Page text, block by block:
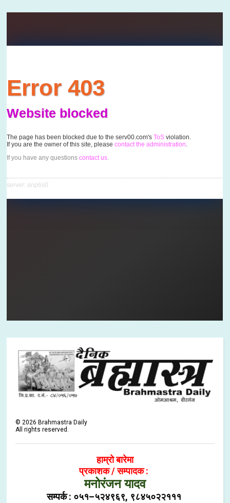
©2026 Brahmastra Daily
All rights reserved.
हाम्रो बारेमा
प्रकाशक / सम्पादक :
मनोरंजन यादव
सम्पर्क : ०५१–५२४९६९, ९८४५०२२१११